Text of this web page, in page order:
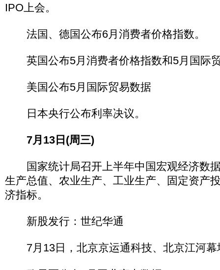
IPO上会。
法国、德国公布6月消费者价格指数。
英国公布5月消费者价格指数和5月国际
美国公布5月国际贸易数据
日本央行公布利率决议。
7月13日(周三)
国家统计局召开上半年中国宏观经济数
生产总值、农业生产、工业生产、固定资产
济指标。
新股发行：世纪华通
7月13日，北京京运通科技、北京江河幕